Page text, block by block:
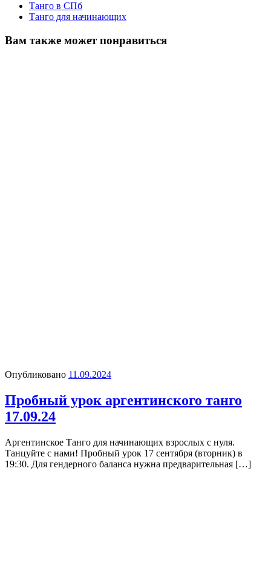
Танго в СПб
Танго для начинающих
Вам также может понравиться
Опубликовано 11.09.2024
Пробный урок аргентинского танго
17.09.24
Аргентинское Танго для начинающих взрослых с нуля.
Танцуйте с нами! Пробный урок 17 сентября (вторник) в
19:30. Для гендерного баланса нужна предварительная […]